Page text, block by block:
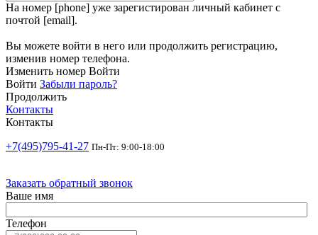
На номер [phone] уже зарегистирован личный кабинет с
почтой [email].
Вы можете войти в него или продолжить регистрацию,
изменив номер телефона.
Изменить номер Войти
Войти Забыли пароль?
Продолжить
Контакты
Контакты
+7(495)795-41-27 Пн-Пт: 9:00-18:00
Заказать обратный звонок
Ваше имя
Телефон